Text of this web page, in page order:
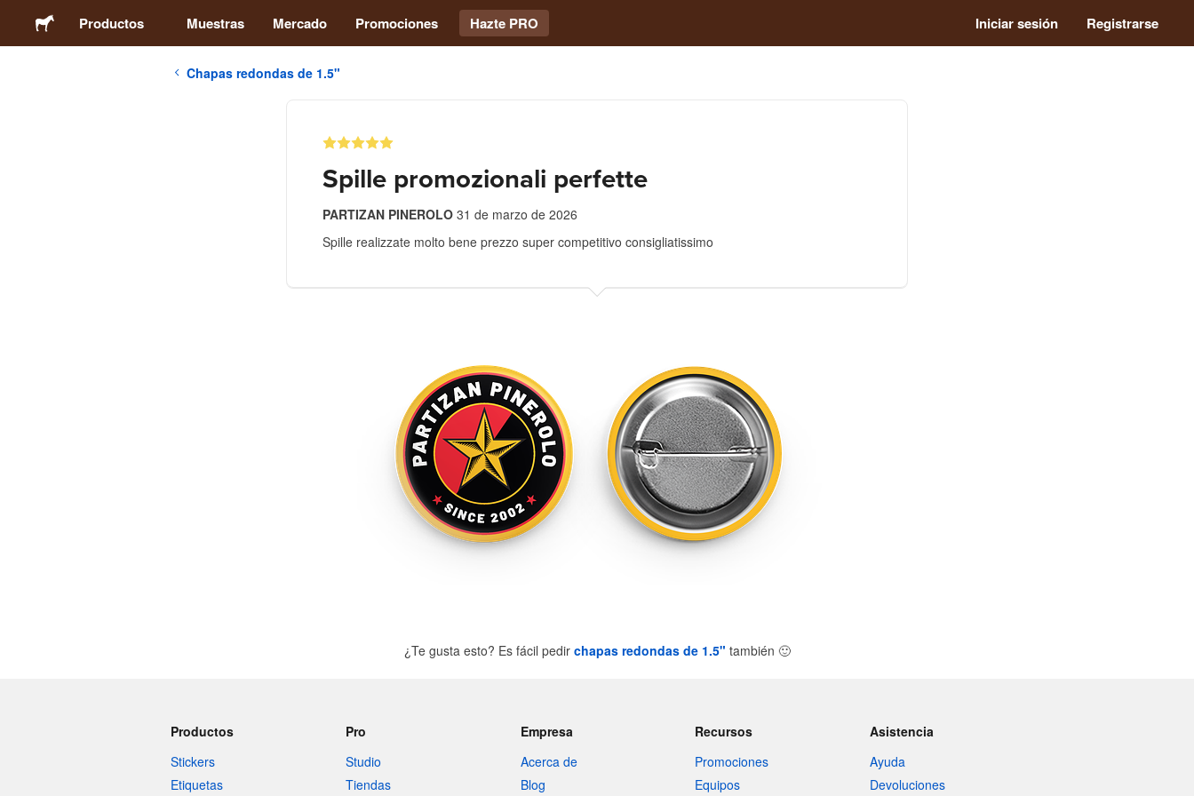
Productos Muestras Mercado Promociones Hazte PRO Iniciar sesión Registrarse
Chapas redondas de 1.5"
Spille promozionali perfette
PARTIZAN PINEROLO 31 de marzo de 2026
Spille realizzate molto bene prezzo super competitivo consigliatissimo
¿Te gusta esto? Es fácil pedir chapas redondas de 1.5" también 🙂
Productos
Stickers
Etiquetas
Pro
Studio
Tiendas
Empresa
Acerca de
Blog
Recursos
Promociones
Equipos
Asistencia
Ayuda
Devoluciones